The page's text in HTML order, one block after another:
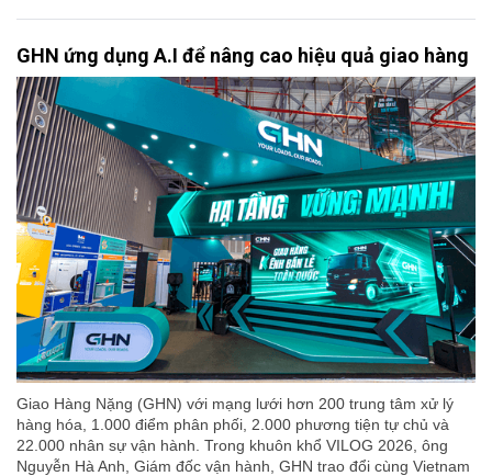
GHN ứng dụng A.I để nâng cao hiệu quả giao hàng
Giao Hàng Nặng (GHN) với mạng lưới hơn 200 trung tâm xử lý
hàng hóa, 1.000 điểm phân phối, 2.000 phương tiện tự chủ và
22.000 nhân sự vận hành. Trong khuôn khổ VILOG 2026, ông
Nguyễn Hà Anh, Giám đốc vận hành, GHN trao đổi cùng Vietnam